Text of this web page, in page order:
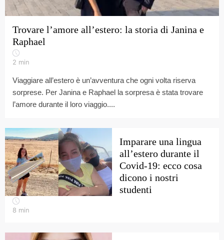
Trovare l’amore all’estero: la storia di Janina e
Raphael
2 min
Viaggiare all’estero è un’avventura che ogni volta riserva
sorprese. Per Janina e Raphael la sorpresa è stata trovare
l’amore durante il loro viaggio....
Imparare una lingua
all’estero durante il
Covid-19: ecco cosa
dicono i nostri
studenti
8 min